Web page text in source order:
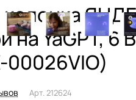
на YaGPT, 6
00026VIO)
Арт. 212624